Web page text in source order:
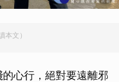
本文）
心行，絕對要遠離邪